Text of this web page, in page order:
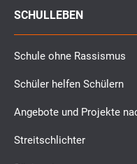
SCHULLEBEN
Schule ohne Rassismus
Schüler helfen Schülern
Angebote und Projekte
Streitschlichter